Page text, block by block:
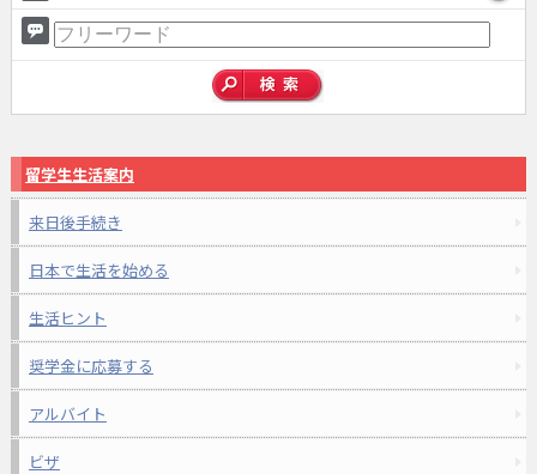
留学生生活案内
来日後手続き
日本で生活を始める
生活ヒント
奨学金に応募する
アルバイト
ビザ